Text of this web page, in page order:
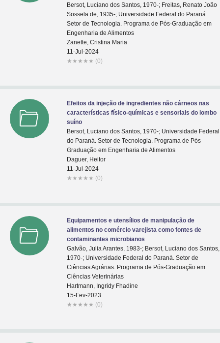
Bersot, Luciano dos Santos, 1970-; Freitas, Renato João
Sossela de, 1935-; Universidade Federal do Paraná.
Setor de Tecnologia. Programa de Pós-Graduação em
Engenharia de Alimentos
Zanette, Cristina Maria
11-Jul-2024
★ ★ ★ ★ ★ (0)
Efeitos da injeção de ingredientes não cárneos nas
características físico-químicas e sensoriais do lombo
suíno
Bersot, Luciano dos Santos, 1970-; Universidade Federal
do Paraná. Setor de Tecnologia. Programa de Pós-
Graduação em Engenharia de Alimentos
Daguer, Heitor
11-Jul-2024
★ ★ ★ ★ ★ (0)
Equipamentos e utensílios de manipulação de
alimentos no comércio varejista como fontes de
contaminantes microbianos
Galvão, Julia Arantes, 1983-; Bersot, Luciano dos Santos,
1970-; Universidade Federal do Paraná. Setor de
Ciências Agrárias. Programa de Pós-Graduação em
Ciências Veterinárias
Hartmann, Ingridy Fhadine
15-Fev-2023
★ ★ ★ ★ ★ (0)